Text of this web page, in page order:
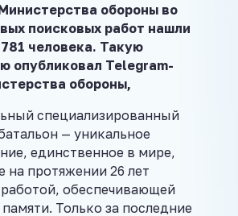
обороны во
поисковых работ нашли
человека. Такую
опубликовал Telegram-
обороны,
специализированный
— уникальное
единственное в мире,
на протяжении 26 лет
обеспечивающей
Только за последние